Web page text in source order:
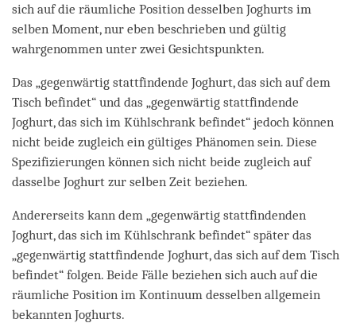
sich auf die räumliche Position desselben Joghurts im
selben Moment, nur eben beschrieben und gültig
wahrgenommen unter zwei Gesichtspunkten.
Das „gegenwärtig stattfindende Joghurt, das sich auf dem
Tisch befindet“ und das „gegenwärtig stattfindende
Joghurt, das sich im Kühlschrank befindet“ jedoch können
nicht beide zugleich ein gültiges Phänomen sein. Diese
Spezifizierungen können sich nicht beide zugleich auf
dasselbe Joghurt zur selben Zeit beziehen.
Andererseits kann dem „gegenwärtig stattfindenden
Joghurt, das sich im Kühlschrank befindet“ später das
„gegenwärtig stattfindende Joghurt, das sich auf dem Tisch
befindet“ folgen. Beide Fälle beziehen sich auch auf die
räumliche Position im Kontinuum desselben allgemein
bekannten Joghurts.